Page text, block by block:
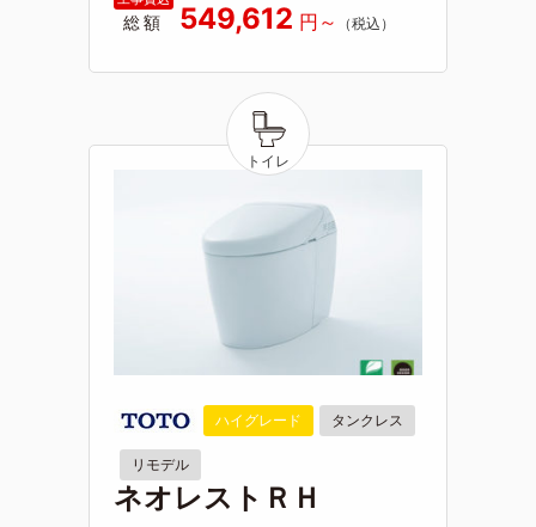
総額 549,612
ハイグレード タンクレス
リモデル
ネオレストＲＨ